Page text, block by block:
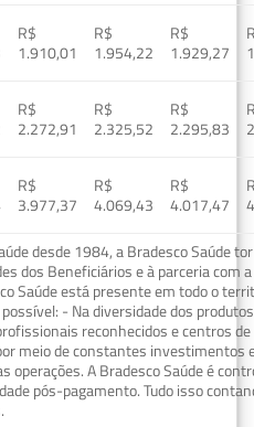
R$
1.910,01
R$
1.954,22
R$
1.929,27
R$
2.272,91
R$
2.325,52
R$
2.295,83
R$
3.977,37
R$
4.069,43
R$
4.017,47
desde 1984, a Bradesco Saúde
dos Beneficiários e à parceria com
Saúde está presente em todo o
- Na diversidade dos
reconhecidos e centros
meio de constantes investimentos
operações. A Bradesco Saúde é
pós-pagamento. Tudo isso